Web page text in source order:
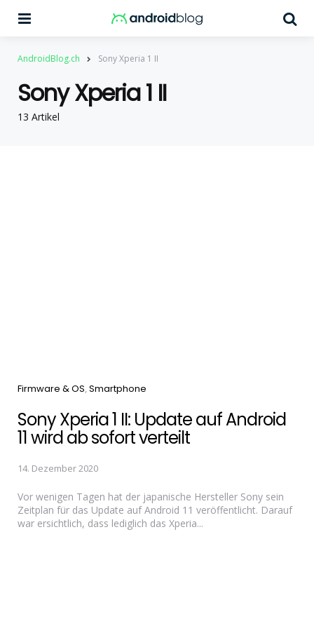
AndroidBlog.ch Sony Xperia 1 II
13 Artikel
Sony Xperia 1 II
Categories
Firmware & OS Smartphone
Sony Xperia 1 II: Update auf Android
11 wird ab sofort verteilt
14. Dezember 2020
Vor wenigen Tagen hat der japanische Hersteller Sony sein
Zeitplan für das Update auf Android 11 veröffentlicht. Darauf
war ersichtlich, dass lediglich das Xperia...